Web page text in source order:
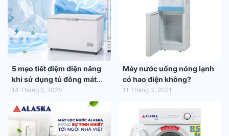
5 mẹo tiết điệm điện năng
khi sử dụng tủ đông mát
trong mùa hè 2026
14 Tháng 5, 2026
Máy nước uống nóng lạnh
có hao điện không?
11 Tháng 3, 2021